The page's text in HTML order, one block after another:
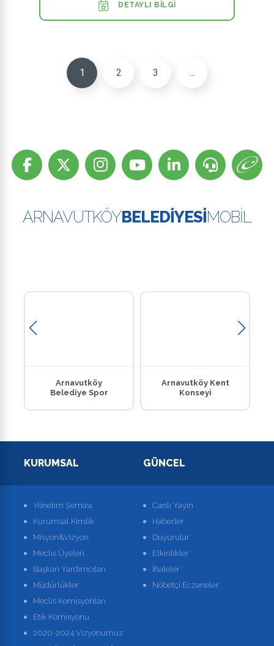
DETAYLI BILGI
1 2 3 ...
ARNAVUTKÖYBELEDİYESİMOBİL
Arnavutköy
Belediye Spor
Arnavutköy Kent
Konseyi
KURUMSAL
Yönetim Şeması
Kurumsal Kimlik
Misyon&Vizyon
Meclis Üyeleri
Başkan Yardımcıları
Müdürlükler
Meclis Komisyonları
Etik Komisyonu
2020-2024 Vizyonumuz
GÜNCEL
Canlı Yayın
Haberler
Duyurular
Etkinlikler
İhaleler
Nöbetçi Eczaneler